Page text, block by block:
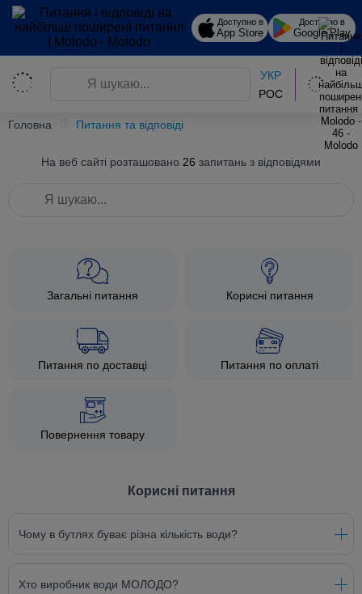
Доступно в
App Store
Доступно в
Google Play
УКР
РОС
Головна Питання та відповіді
На веб сайті розташовано 26 запитань з відповідями
Загальні питання Корисні питання
Питання по доставці Питання по оплаті
Повернення товару
Корисні питання
Чому в бутлях буває різна кількість води?
Хто виробник води МОЛОДО?